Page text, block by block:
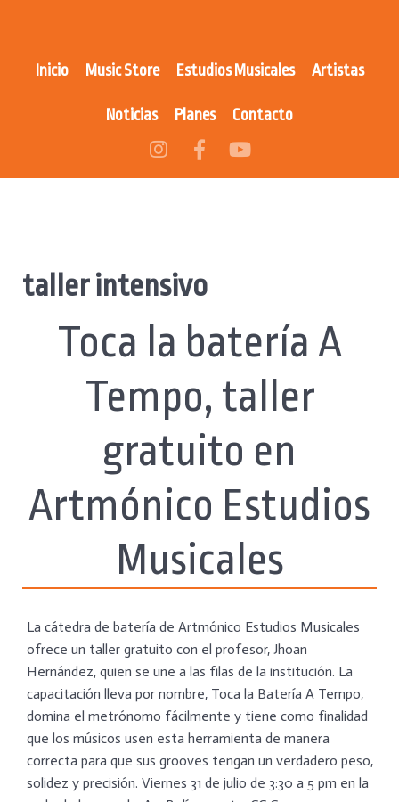
Inicio Music Store Estudios Musicales Artistas
Noticias Planes Contacto
taller intensivo
Toca la batería A
Tempo, taller
gratuito en
Artmónico Estudios
Musicales
La cátedra de batería de Artmónico Estudios Musicales
ofrece un taller gratuito con el profesor, Jhoan
Hernández, quien se une a las filas de la institución. La
capacitación lleva por nombre, Toca la Batería A Tempo,
domina el metrónomo fácilmente y tiene como finalidad
que los músicos usen esta herramienta de manera
correcta para que sus grooves tengan un verdadero peso,
solidez y precisión. Viernes 31 de julio de 3:30 a 5 pm en la